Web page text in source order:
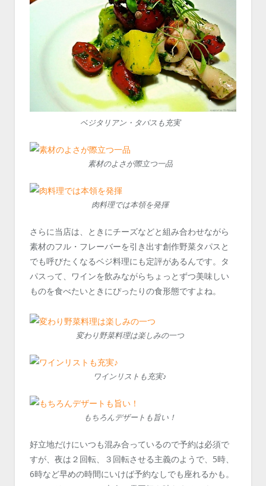
ベジタリアン・タパスも充実
素材のよさが際立つ一品
肉料理では本領を発揮
さらに当店は、ときにチーズなどと組み合わせながら
素材のフル・フレーバーを引き出す創作野菜タパスと
でも呼びたくなるベジ料理にも定評があるんです。タ
パスって、ワインを飲みながらちょっとずつ美味しい
ものを食べたいときにぴったりの食形態ですよね。
変わり野菜料理は楽しみの一つ
ワインリストも充実♪
もちろんデザートも旨い！
好立地だけにいつも混み合っているので予約は必須で
すが、夜は２回転、３回転させる主義のようで、5時、
6時など早めの時間にいけば予約なしでも座れるかも。